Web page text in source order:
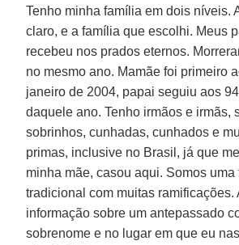
Tenho minha família em dois níveis.
claro, e a família que escolhi. Meus
recebeu nos prados eternos.
no mesmo ano. Mamãe foi primeiro
janeiro de 2004, papai seguiu aos
daquele ano. Tenho irmãos e irmãs,
sobrinhos, cunhadas, cunhados e
primas, inclusive no Brasil, já que
minha mãe, casou aqui. Somos uma
tradicional com muitas ramificações.
informação sobre um antepassado
sobrenome e no lugar em que eu